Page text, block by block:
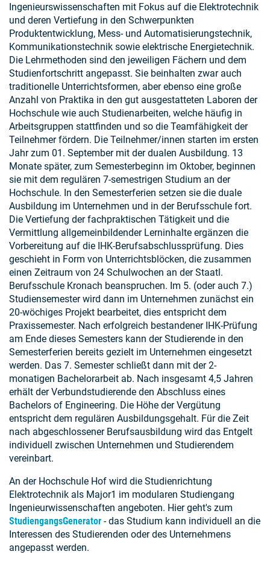
Ingenieurswissenschaften mit Fokus auf die Elektrotechnik
und deren Vertiefung in den Schwerpunkten
Produktentwicklung, Mess- und Automatisierungstechnik,
Kommunikationstechnik sowie elektrische Energietechnik.
Die Lehrmethoden sind den jeweiligen Fächern und dem
Studienfortschritt angepasst. Sie beinhalten zwar auch
traditionelle Unterrichtsformen, aber ebenso eine große
Anzahl von Praktika in den gut ausgestatteten Laboren der
Hochschule wie auch Studienarbeiten, welche häufig in
Arbeitsgruppen stattfinden und so die Teamfähigkeit der
Teilnehmer fördern. Die Teilnehmer/innen starten im ersten
Jahr zum 01. September mit der dualen Ausbildung. 13
Monate später, zum Semesterbeginn im Oktober, beginnen
sie mit dem regulären 7-semestrigen Studium an der
Hochschule. In den Semesterferien setzen sie die duale
Ausbildung im Unternehmen und in der Berufsschule fort.
Die Vertiefung der fachpraktischen Tätigkeit und die
Vermittlung allgemeinbildender Lerninhalte ergänzen die
Vorbereitung auf die IHK-Berufsabschlussprüfung. Dies
geschieht in Form von Unterrichtsblöcken, die zusammen
einen Zeitraum von 24 Schulwochen an der Staatl.
Berufsschule Kronach beanspruchen. Im 5. (oder auch 7.)
Studiensemester wird dann im Unternehmen zunächst ein
20-wöchiges Projekt bearbeitet, dies entspricht dem
Praxissemester. Nach erfolgreich bestandener IHK-Prüfung
am Ende dieses Semesters kann der Studierende in den
Semesterferien bereits gezielt im Unternehmen eingesetzt
werden. Das 7. Semester schließt dann mit der 2-
monatigen Bachelorarbeit ab. Nach insgesamt 4,5 Jahren
erhält der Verbundstudierende den Abschluss eines
Bachelors of Engineering. Die Höhe der Vergütung
entspricht dem regulären Ausbildungsgehalt. Für die Zeit
nach abgeschlossener Berufsausbildung wird das Entgelt
individuell zwischen Unternehmen und Studierendem
vereinbart.
An der Hochschule Hof wird die Studienrichtung
Elektrotechnik als Major1 im modularen Studiengang
Ingenieurwissenschaften angeboten. Hier geht's zum
StudiengangsGenerator - das Studium kann individuell an die
Interessen des Studierenden oder des Unternehmens
angepasst werden.